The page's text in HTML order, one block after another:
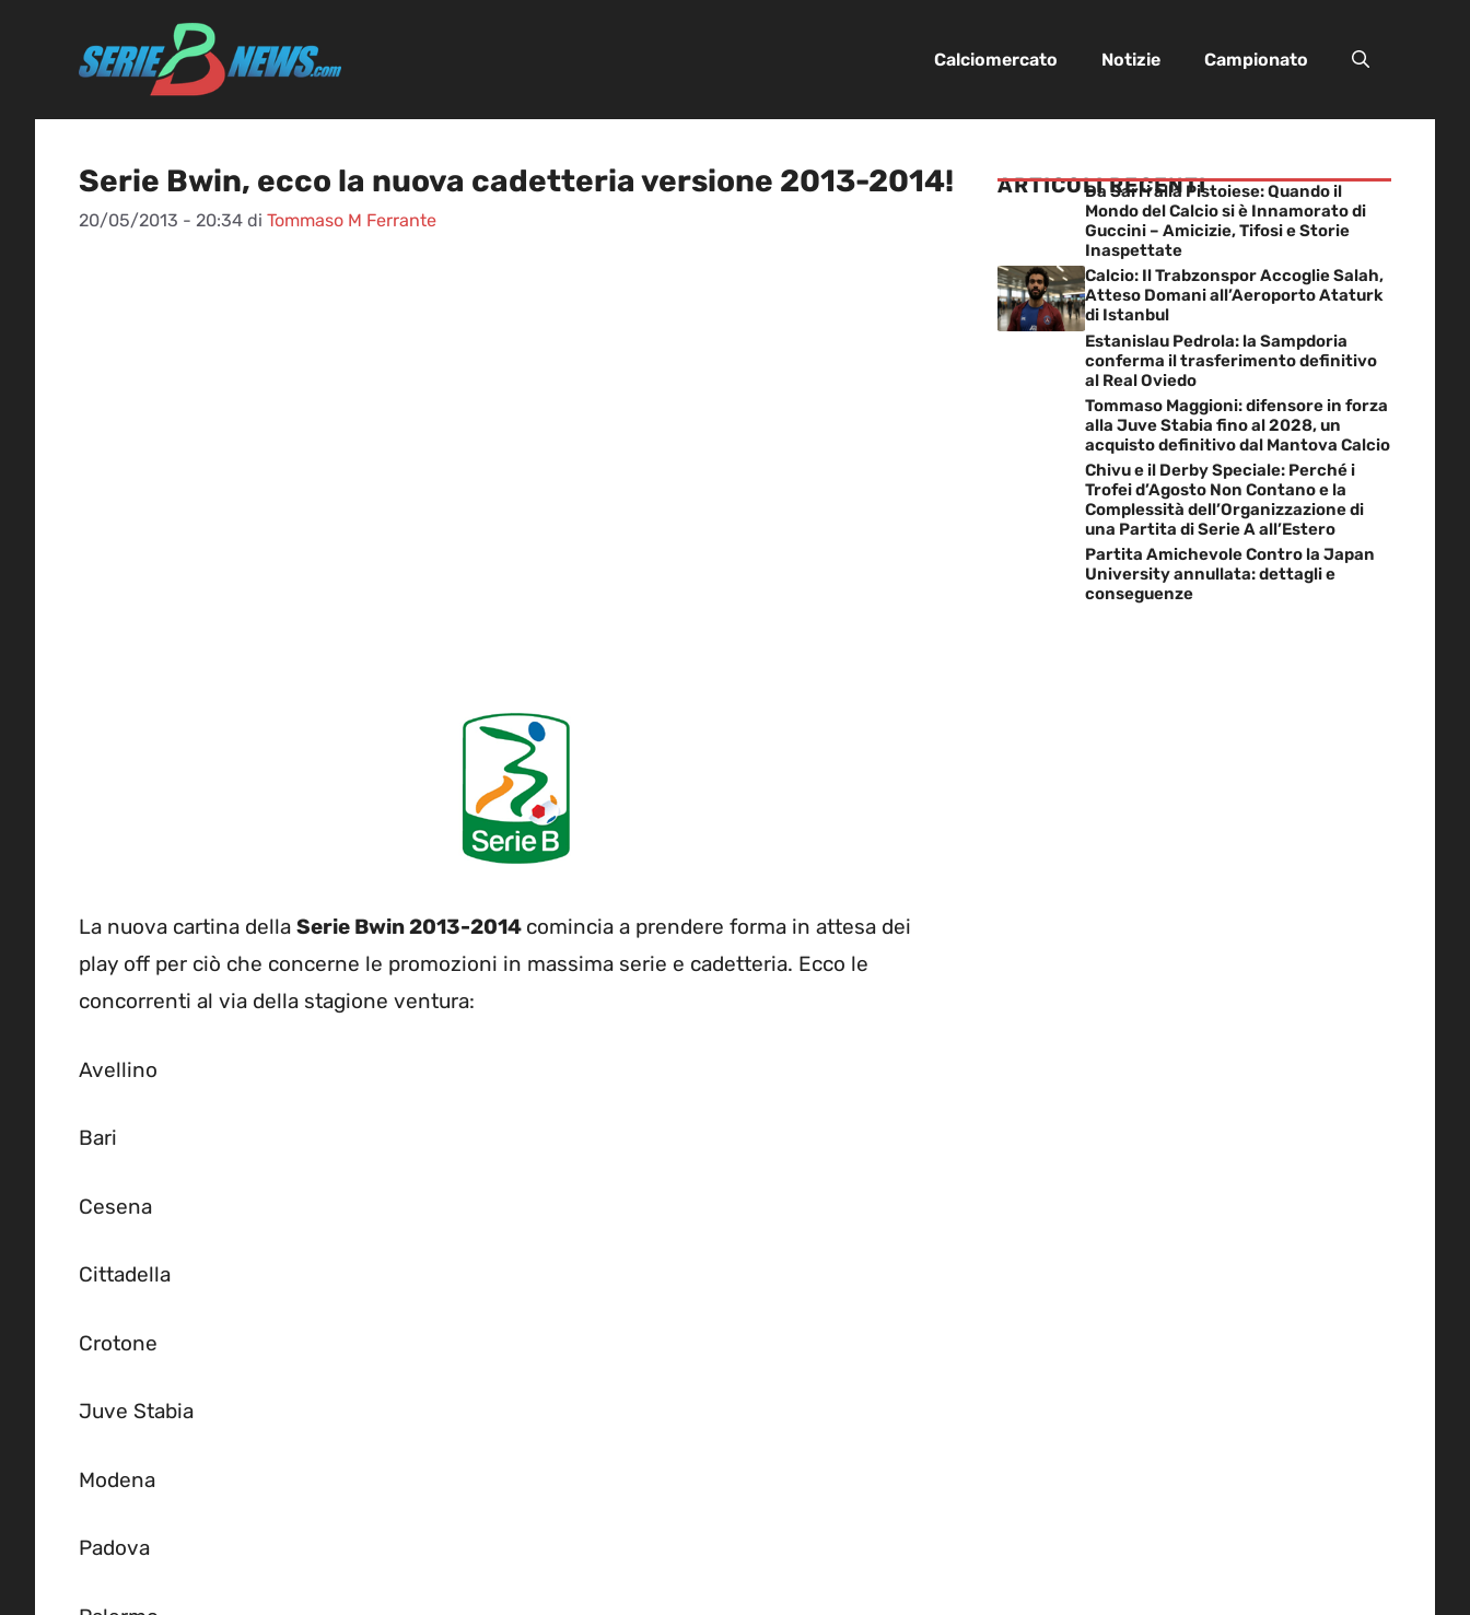
Calciomercato Notizie Campionato
Serie Bwin, ecco la nuova cadetteria versione 2013-2014!
20/05/2013 - 20:34 di Tommaso M Ferrante
La nuova cartina della Serie Bwin 2013-2014 comincia a prendere forma in attesa dei
play off per ciò che concerne le promozioni in massima serie e cadetteria. Ecco le
concorrenti al via della stagione ventura:
Avellino
Bari
Cesena
Cittadella
Crotone
Juve Stabia
Modena
Padova
ARTICOLI RECENTI
Da Sarri alla Pistoiese: Quando il
Mondo del Calcio si è Innamorato di
Guccini – Amicizie, Tifosi e Storie
Inaspettate
Calcio: Il Trabzonspor Accoglie Salah,
Atteso Domani all’Aeroporto Ataturk
di Istanbul
Estanislau Pedrola: la Sampdoria
conferma il trasferimento definitivo
al Real Oviedo
Tommaso Maggioni: difensore in forza
alla Juve Stabia fino al 2028, un
acquisto definitivo dal Mantova Calcio
Chivu e il Derby Speciale: Perché i
Trofei d’Agosto Non Contano e la
Complessità dell’Organizzazione di
una Partita di Serie A all’Estero
Partita Amichevole Contro la Japan
University annullata: dettagli e
conseguenze